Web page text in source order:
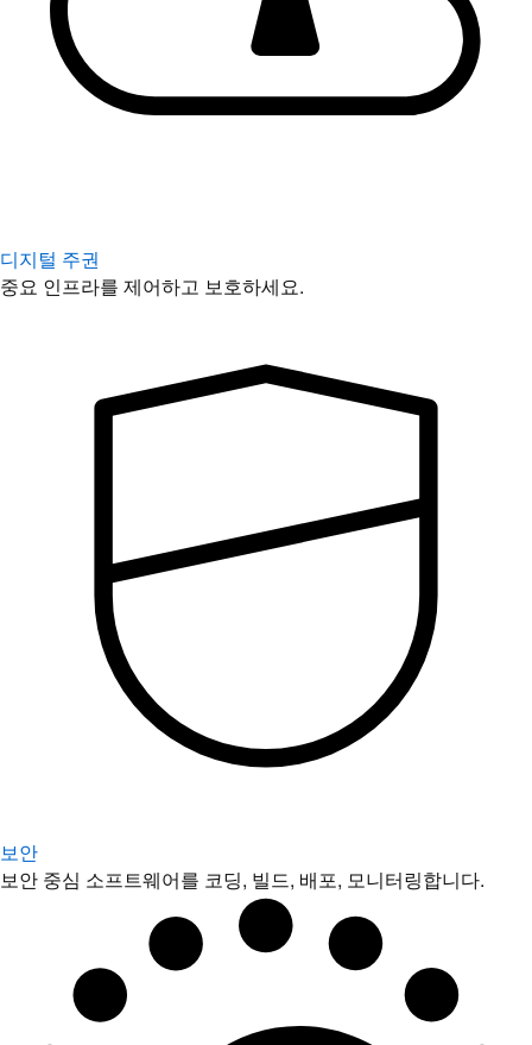
디지털 주권
중요 인프라를 제어하고 보호하세요.
보안
보안 중심 소프트웨어를 코딩, 빌드, 배포, 모니터링합니다.